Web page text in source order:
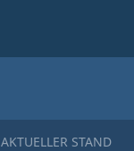
AKTUELLER STAND